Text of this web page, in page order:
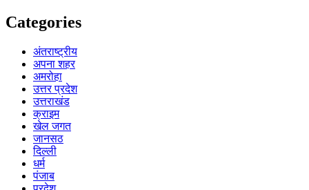
Categories
अंतराष्ट्रीय
अपना शहर
अमरोहा
उत्तर प्रदेश
उत्तराखंड
क्राइम
खेल जगत
जानसठ
दिल्ली
धर्म
पंजाब